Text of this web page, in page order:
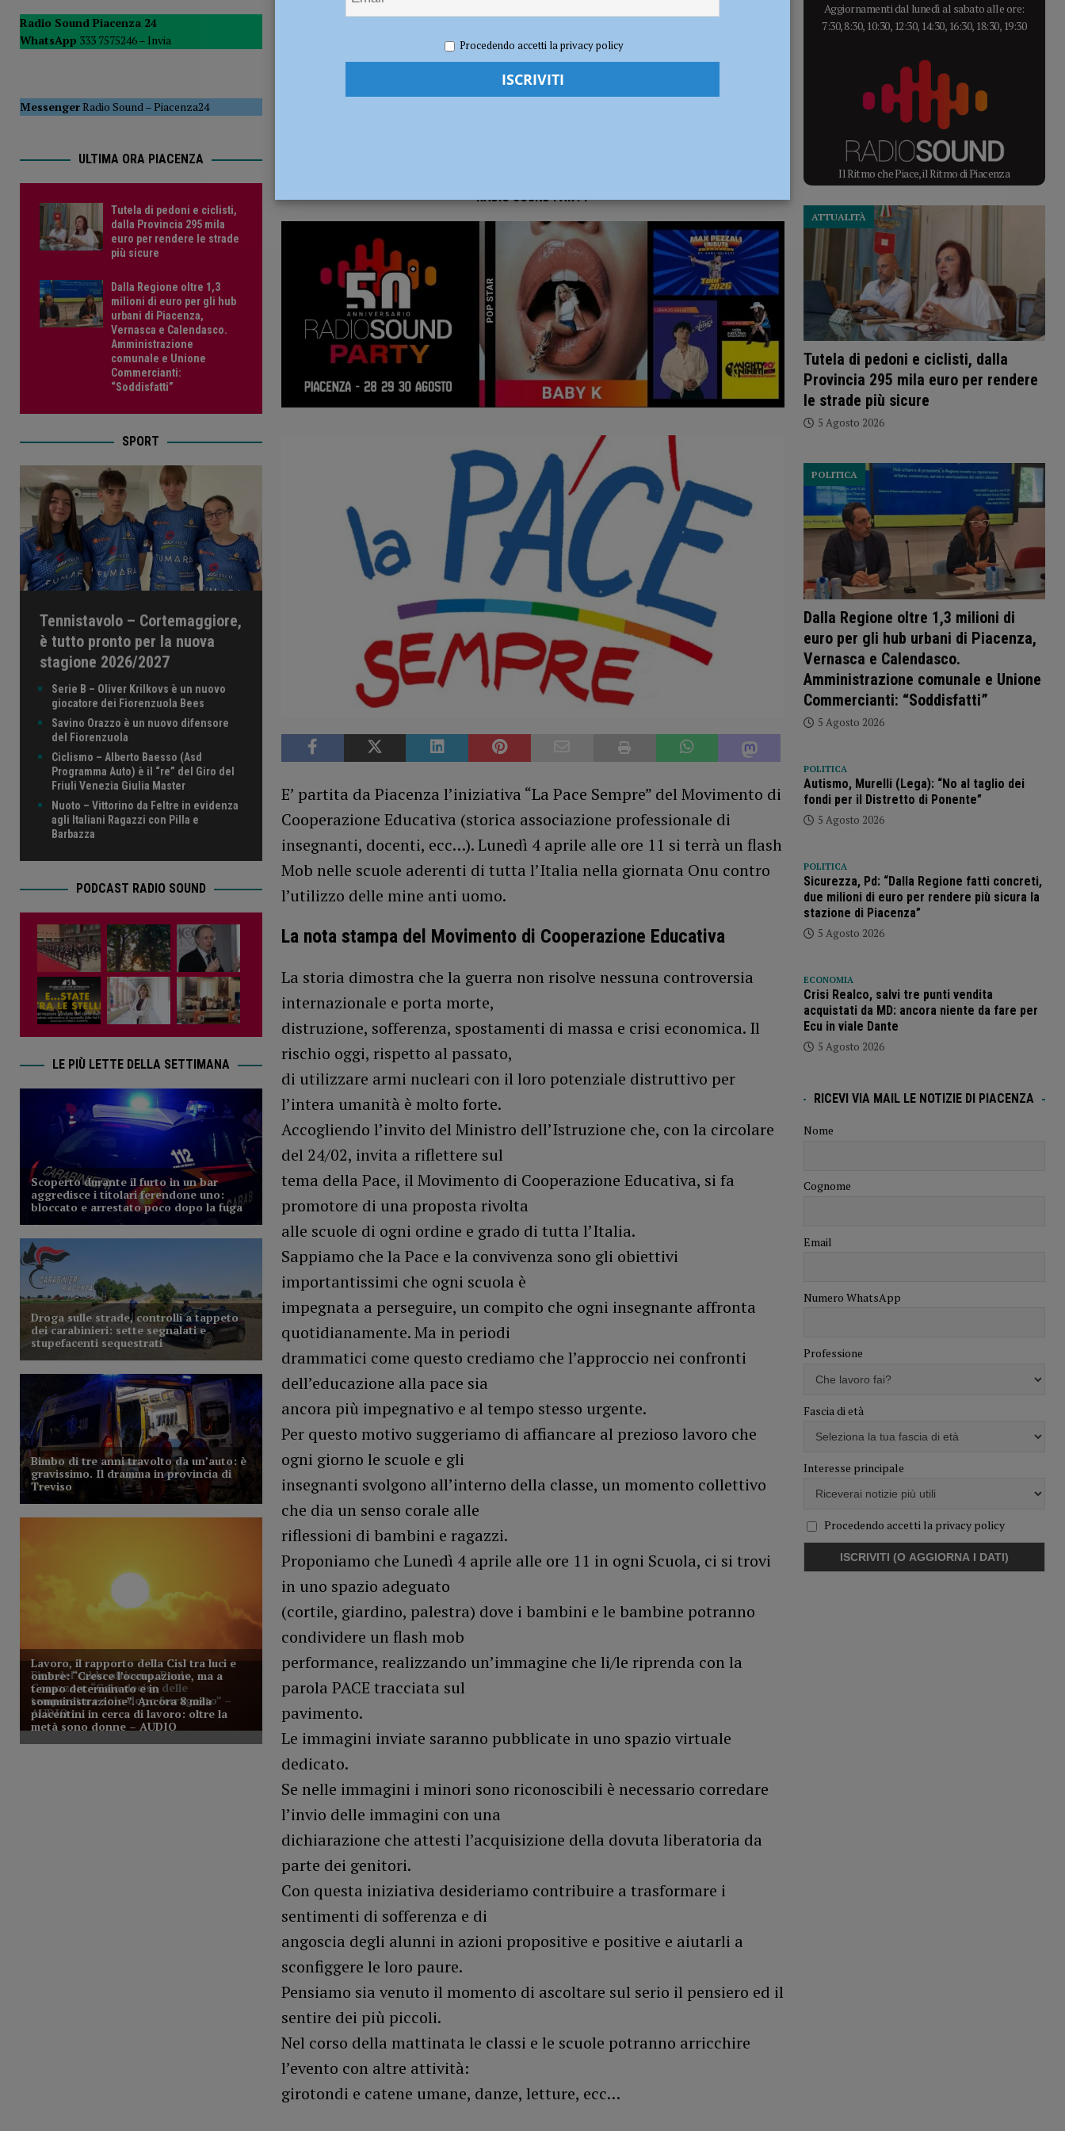
del Consiglio POLITICA
[ 5 Agosto 2026 ] Tutela di pedoni e ciclisti, dalla Provincia 295 mila euro per rendere le strade più sicure ATTUALITÀ
RADIO SOUND PARTY
E’ partita da Piacenza l’iniziativa “La Pace Sempre” del Movimento di
Cooperazione Educativa (storica associazione professionale di
insegnanti, docenti, ecc…). Lunedì 4 aprile alle ore 11 si terrà un flash
Mob nelle scuole aderenti di tutta l’Italia nella giornata Onu contro
l’utilizzo delle mine anti uomo.
La nota stampa del Movimento di Cooperazione Educativa
La storia dimostra che la guerra non risolve nessuna controversia
internazionale e porta morte,
distruzione, sofferenza, spostamenti di massa e crisi economica. Il
rischio oggi, rispetto al passato,
di utilizzare armi nucleari con il loro potenziale distruttivo per
l’intera umanità è molto forte.
Accogliendo l’invito del Ministro dell’Istruzione che, con la circolare
del 24/02, invita a riflettere sul
tema della Pace, il Movimento di Cooperazione Educativa, si fa
promotore di una proposta rivolta
alle scuole di ogni ordine e grado di tutta l’Italia.
Sappiamo che la Pace e la convivenza sono gli obiettivi
importantissimi che ogni scuola è
impegnata a perseguire, un compito che ogni insegnante affronta
quotidianamente. Ma in periodi
drammatici come questo crediamo che l’approccio nei confronti
dell’educazione alla pace sia
ancora più impegnativo e al tempo stesso urgente.
Per questo motivo suggeriamo di affiancare al prezioso lavoro che
ogni giorno le scuole e gli
insegnanti svolgono all’interno della classe, un momento collettivo
che dia un senso corale alle
riflessioni di bambini e ragazzi.
Proponiamo che Lunedì 4 aprile alle ore 11 in ogni Scuola, ci si trovi
in uno spazio adeguato
(cortile, giardino, palestra) dove i bambini e le bambine potranno
condividere un flash mob
performance, realizzando un’immagine che li/le riprenda con la
parola PACE tracciata sul
pavimento.
Le immagini inviate saranno pubblicate in uno spazio virtuale
dedicato.
Se nelle immagini i minori sono riconoscibili è necessario corredare
l’invio delle immagini con una
dichiarazione che attesti l’acquisizione della dovuta liberatoria da
parte dei genitori.
Con questa iniziativa desideriamo contribuire a trasformare i
sentimenti di sofferenza e di
angoscia degli alunni in azioni propositive e positive e aiutarli a
sconfiggere le loro paure.
Pensiamo sia venuto il momento di ascoltare sul serio il pensiero ed il
sentire dei più piccoli.
Nel corso della mattinata le classi e le scuole potranno arricchire
l’evento con altre attività:
girotondi e catene umane, danze, letture, ecc…
Radio Sound Piacenza 24
WhatsApp 333 7575246 – Invia
MessengerRadio Sound–Piacenza24
ULTIMA ORA PIACENZA
Tutela di pedoni e ciclisti,
dalla Provincia 295 mila
euro per rendere le strade
più sicure
Dalla Regione oltre 1,3
milioni di euro per gli hub
urbani di Piacenza,
Vernasca e Calendasco.
Amministrazione
comunale e Unione
Commercianti:
“Soddisfatti”
SPORT
Tennistavolo – Cortemaggiore,
è tutto pronto per la nuova
stagione 2026/2027
Serie B – Oliver Krilkovs è un nuovo
giocatore dei Fiorenzuola Bees
Savino Orazzo è un nuovo difensore
del Fiorenzuola
Ciclismo – Alberto Baesso (Asd
Programma Auto) è il “re” del Giro del
Friuli Venezia Giulia Master
Nuoto – Vittorino da Feltre in evidenza
agli Italiani Ragazzi con Pilla e
Barbazza
PODCAST RADIO SOUND
LE PIÙ LETTE DELLA SETTIMANA
Aggiornamenti dal lunedì al sabato alle ore:
7:30, 8:30, 10:30, 12:30, 14:30, 16:30, 18:30, 19:30
Il Ritmo che Piace, il Ritmo di Piacenza
Tutela di pedoni e ciclisti, dalla
Provincia 295 mila euro per rendere
le strade più sicure
ATTUALITÀ
5 Agosto 2026
Dalla Regione oltre 1,3 milioni di
euro per gli hub urbani di Piacenza,
Vernasca e Calendasco.
Amministrazione comunale e Unione
Commercianti: “Soddisfatti”
POLITICA
5 Agosto 2026
POLITICA
Autismo, Murelli (Lega): “No al taglio dei
fondi per il Distretto di Ponente”
5 Agosto 2026
POLITICA
Sicurezza, Pd: “Dalla Regione fatti concreti,
due milioni di euro per rendere più sicura la
stazione di Piacenza”
5 Agosto 2026
ECONOMIA
Crisi Realco, salvi tre punti vendita
acquistati da MD: ancora niente da fare per
Ecu in viale Dante
5 Agosto 2026
RICEVI VIA MAIL LE NOTIZIE DI PIACENZA
Nome
Cognome
Email
Numero WhatsApp
Professione
Fascia di età
Interesse principale
Procedendo accetti la privacy policy
Procedendo accetti la privacy policy